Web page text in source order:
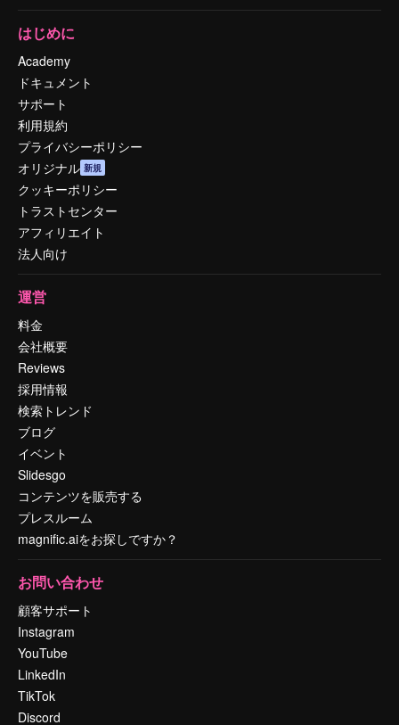
はじめに
Academy
ドキュメント
サポート
利用規約
プライバシーポリシー
オリジナル 新規
クッキーポリシー
トラストセンター
アフィリエイト
法人向け
運営
料金
会社概要
Reviews
採用情報
検索トレンド
ブログ
イベント
Slidesgo
コンテンツを販売する
プレスルーム
magnific.aiをお探しですか？
お問い合わせ
顧客サポート
Instagram
YouTube
LinkedIn
TikTok
Discord